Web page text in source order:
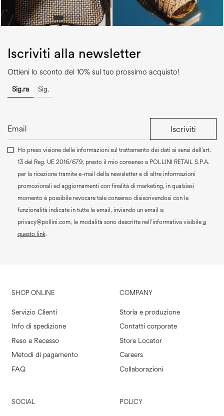
Iscriviti alla newsletter
Ottieni lo sconto del 10% sul tuo prossimo acquisto!
Sig.ra Sig.
Iscriviti
Ho preso visione delle informazioni sul trattamento dei dati ai sensi dell’art.
13 del Reg. UE 2016/679, presto il mio consenso a POLLINI RETAIL S.P.A.
per la ricezione tramite e-mail della newsletter e di altre informazioni
promozionali ed aggiornamenti con finalità di marketing, in qualsiasi
momento è possibile revocare tale consenso disiscrivendosi con le
funzionalità indicate in tutte le email, inviando un email a:
privacy@pollini.com, le modalità sono descritte nell’informativa visibilea
questo link.
SHOP ONLINE
Servizio Clienti
Info di spedizione
Reso e Recesso
Metodi di pagamento
FAQ
COMPANY
Storia e produzione
Contatti corporate
Store Locator
Careers
Collaborazioni
SOCIAL POLICY